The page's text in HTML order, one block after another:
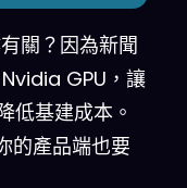
關？因為新聞
GPU，讓
基建成本。
的產品端也要